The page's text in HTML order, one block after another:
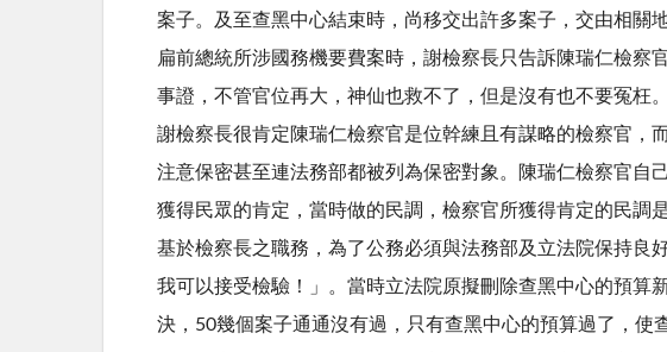
案子。及至查黑中心結束時，尚移交出許多案子，交由相關
扁前總統所涉國務機要費案時，謝檢察長只告訴陳瑞仁檢
事證，不管官位再大，神仙也救不了，但是沒有也不要冤枉。
謝檢察長很肯定陳瑞仁檢察官是位幹練且有謀略的檢察官，
注意保密甚至連法務部都被列為保密對象。陳瑞仁檢察官自
獲得民眾的肯定，當時做的民調，檢察官所獲得肯定的民調
基於檢察長之職務，為了公務必須與法務部及立法院保持良
我可以接受檢驗！」。當時立法院原擬刪除查黑中心的預算
決，50幾個案子通通沒有過，只有查黑中心的預算過了，